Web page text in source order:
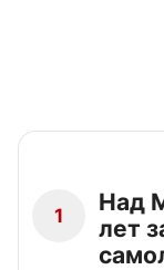
1
Над
лет